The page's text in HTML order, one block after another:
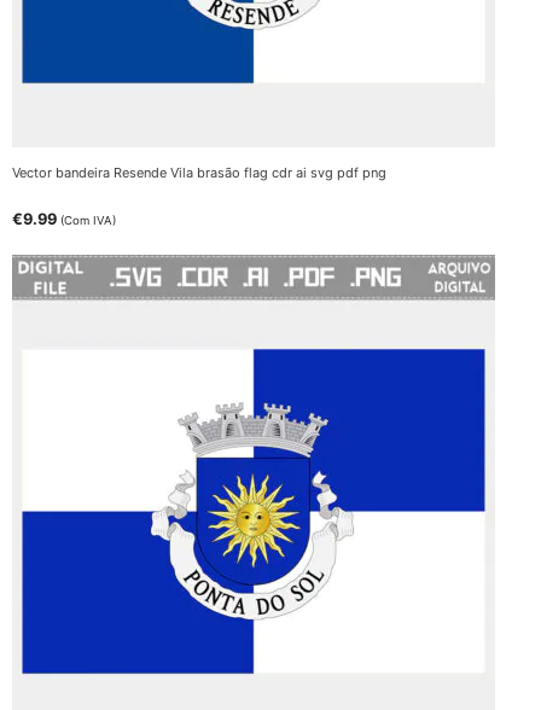
Vector bandeira Resende Vila brasão flag cdr ai svg pdf png
€9.99 (Com IVA)